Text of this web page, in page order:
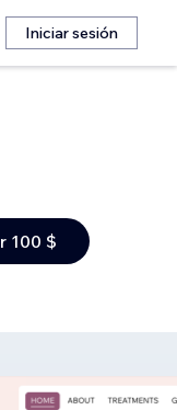
Iniciar sesión
100 $